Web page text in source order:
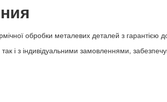
обробки металевих деталей з гарантією
і з індивідуальними замовленнями,